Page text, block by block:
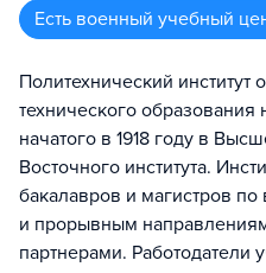
Есть военный учебный
Политехнический институт
технического образования
начатого в 1918 году в
Восточного института.
бакалавров и магистров
и прорывным
партнерами. Работодатели